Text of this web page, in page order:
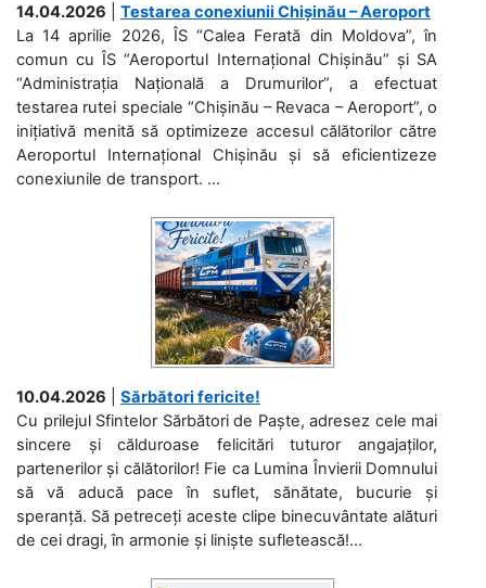
14.04.2026
Testarea conexiunii Chișinău – Aeroport
La 14 aprilie 2026, ÎS “Calea Ferată din Moldova”, în
comun cu ÎS “Aeroportul Internațional Chișinău” și SA
“Administrația Națională a Drumurilor”, a efectuat
testarea rutei speciale “Chișinău – Revaca – Aeroport”, o
inițiativă menită să optimizeze accesul călătorilor către
Aeroportul Internațional Chișinău și să eficientizeze
conexiunile de transport. ...
10.04.2026
Sărbători fericite!
Cu prilejul Sfintelor Sărbători de Paște, adresez cele mai
sincere și călduroase felicitări tuturor angajaților,
partenerilor și călătorilor! Fie ca Lumina Învierii Domnului
să vă aducă pace în suflet, sănătate, bucurie și
speranță. Să petreceți aceste clipe binecuvântate alături
de cei dragi, în armonie și liniște sufletească!...